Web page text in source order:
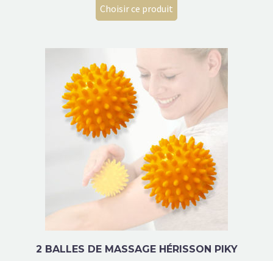
Choisir ce produit
2 BALLES DE MASSAGE HÉRISSON PIKY